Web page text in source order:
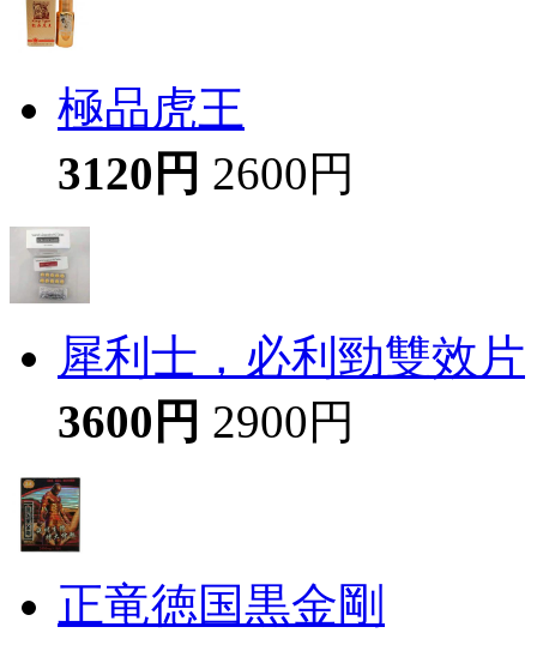
極品虎王
3120円 2600円
犀利士，必利勁雙效片
3600円 2900円
正竜徳国黒金剛